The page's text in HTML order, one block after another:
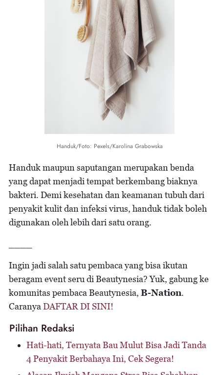
Handuk/Foto: Pexels/Karolina Grabowska
Handuk maupun saputangan merupakan benda
yang dapat menjadi tempat berkembang biaknya
bakteri. Demi kesehatan dan keamanan tubuh dari
penyakit kulit dan infeksi virus, handuk tidak boleh
digunakan oleh lebih dari satu orang.
Ingin jadi salah satu pembaca yang bisa ikutan
beragam event seru di Beautynesia? Yuk, gabung ke
komunitas pembaca Beautynesia, B-Nation.
CaranyaDAFTAR DI SINI!
Pilihan Redaksi
Hati-hati, Ternyata Bau Mulut Bisa Jadi Tanda
4 Penyakit Berbahaya Ini, Cek Segera!